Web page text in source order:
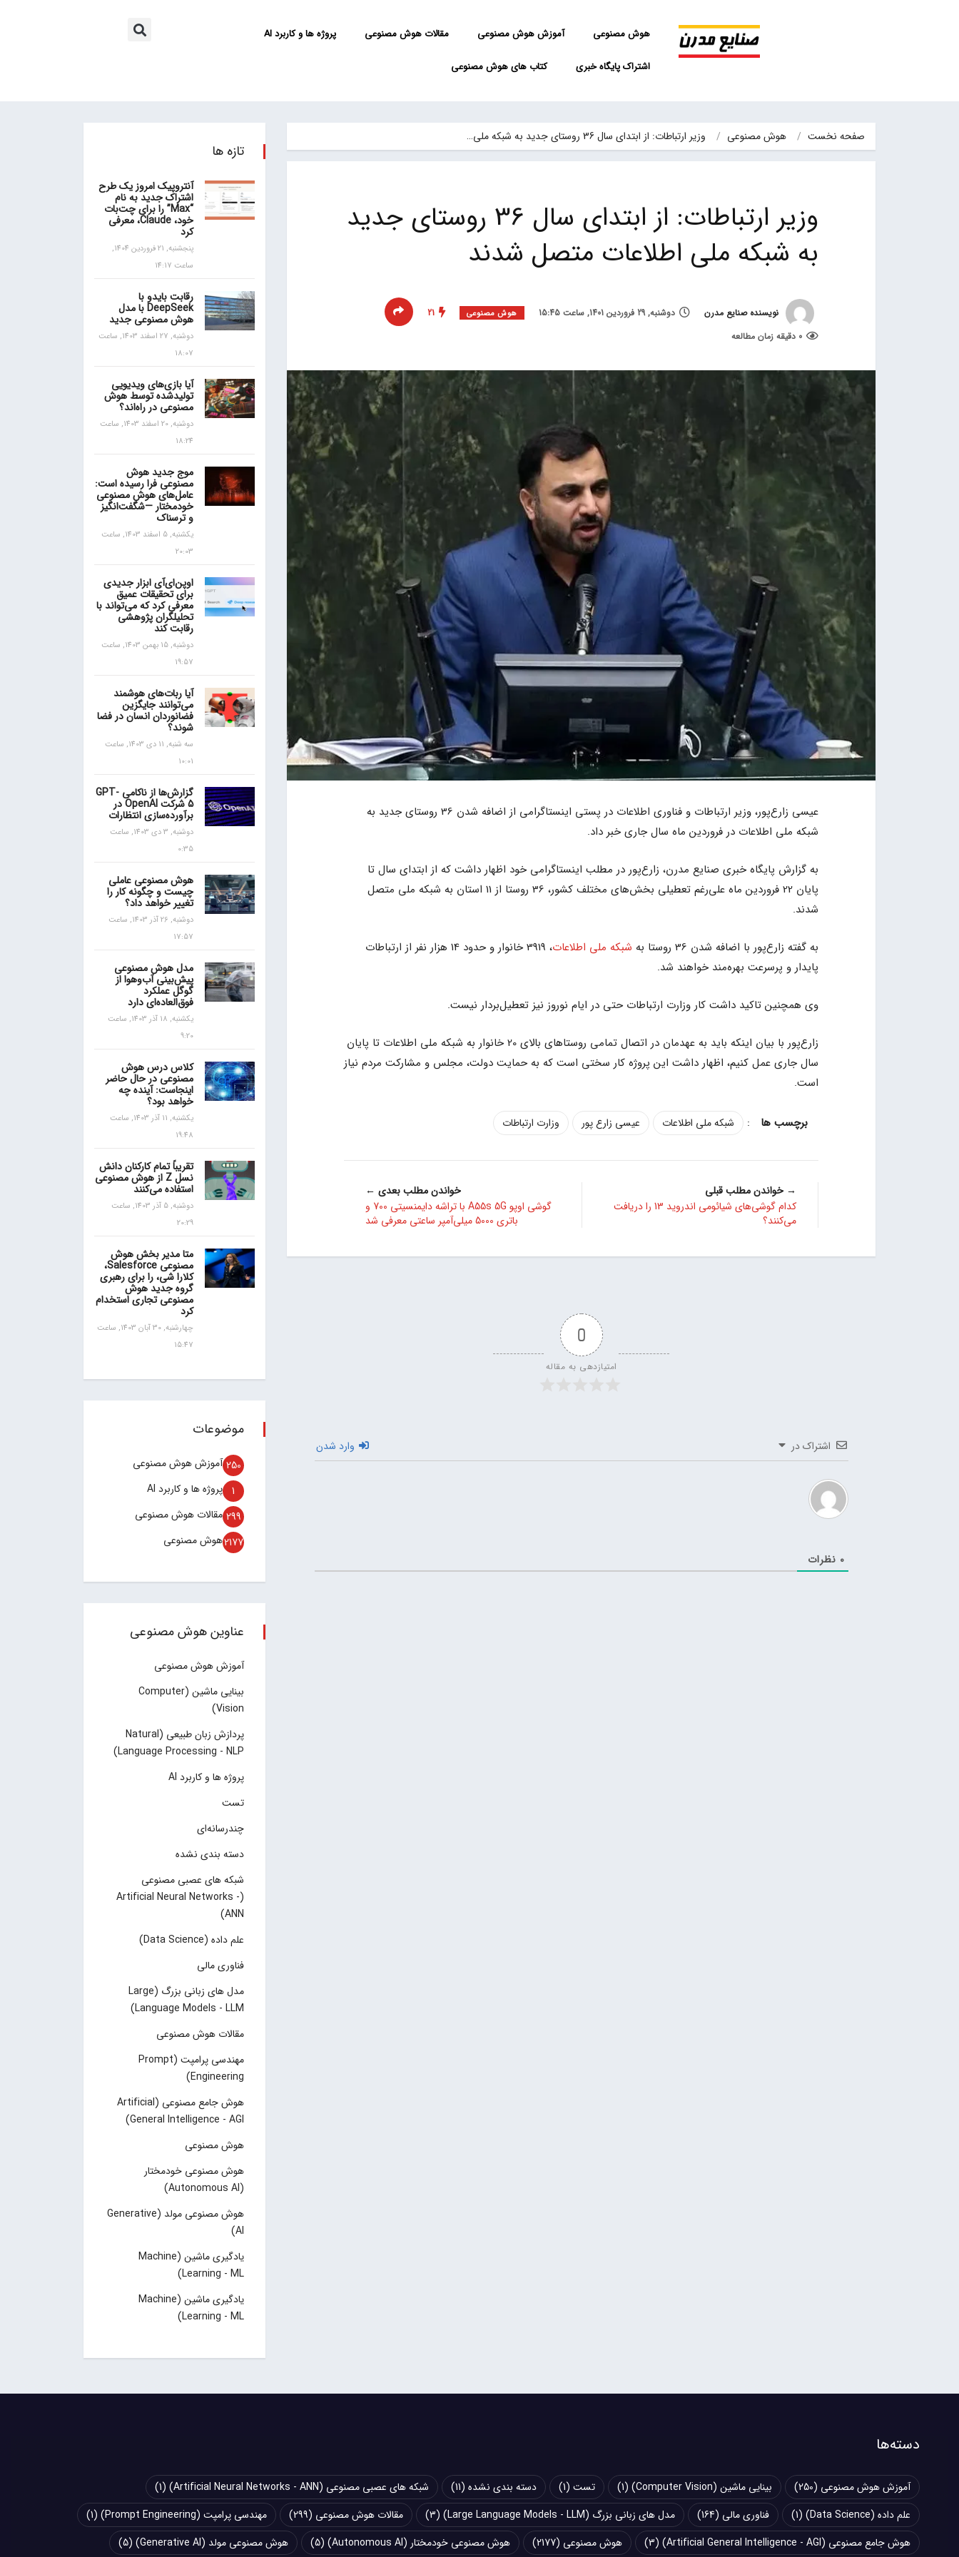
هوش مصنوعی آموزش هوش مصنوعی مقالات هوش مصنوعی پروژه ها و کاربرد AI
اشتراک پایگاه خبری کتاب های هوش مصنوعی
صفحه نخست هوش مصنوعی وزیر ارتباطات: از ابتدای سال 36 روستای جدید به شبکه ملی…
وزیر ارتباطات: از ابتدای سال 36 روستای جدید
به شبکه ملی اطلاعات متصل شدند
نویسنده صنایع مدرن دوشنبه, 29 فروردین 1401, ساعت 15:45 هوش مصنوعی
21
0 دقیقه زمان مطالعه
عیسی زارع‌پور، وزیر ارتباطات و فناوری اطلاعات در پستی اینستاگرامی از اضافه شدن 36 روستای جدید به
شبکه ملی اطلاعات در فروردین ماه سال جاری خبر داد.
به گزارش پایگاه خبری صنایع مدرن، زارع‌پور در مطلب اینستاگرامی خود اظهار داشت که از ابتدای سال تا
پایان 22 فروردین ماه علی‌رغم تعطیلی بخش‌های مختلف کشور، 36 روستا از 11 استان به شبکه ملی متصل
شدند.
به گفته زارع‌پور با اضافه شدن 36 روستا به شبکه ملی اطلاعات
، 3919 خانوار و حدود 14 هزار نفر از ارتباطات
پایدار و پرسرعت بهره‌مند خواهند شد.
وی همچنین تاکید داشت کار وزارت ارتباطات حتی در ایام نوروز نیز تعطیل‌بردار نیست.
زارع‌پور با بیان اینکه باید به عهدمان در اتصال تمامی روستاهای بالای 20 خانوار به شبکه ملی اطلاعات تا پایان
سال جاری عمل کنیم، اظهار داشت این پروژه کار سختی است که به حمایت دولت، مجلس و مشارکت مردم نیاز
است.
: شبکه ملی اطلاعات عیسی زارع پور وزارت ارتباطات
→ خواندن مطلب قبلی
کدام گوشی‌های شیائومی اندروید 13 را دریافت
می‌کنند؟
خواندن مطلب بعدی ←
گوشی اوپو A55s 5G با تراشه دایمنسیتی 700 و
باتری 5000 میلی‌آمپر ساعتی معرفی شد
0
امتیازدهی به مقاله
اشتراک در وارد شدن
0 نظرات
تازه ها
آنتروپیک امروز یک طرح
اشتراک جدید به نام
“Max” را برای چت‌بات
خود، Claude، معرفی
کرد
پنجشنبه, 21 فروردین 1404,
ساعت 14:17
رقابت بایدو با
DeepSeek با مدل
هوش مصنوعی جدید
دوشنبه, 27 اسفند 1403, ساعت
18:07
آیا بازی‌های ویدیویی
تولیدشده توسط هوش
مصنوعی در راه‌اند؟
دوشنبه, 20 اسفند 1403, ساعت
18:24
موج جدید هوش
مصنوعی فرا رسیده است:
عامل‌های هوش مصنوعی
خودمختار —شگفت‌انگیز
و ترسناک
یکشنبه, 5 اسفند 1403, ساعت
20:03
اوپن‌ای‌آی ابزار جدیدی
برای تحقیقات عمیق
معرفی کرد که می‌تواند با
تحلیلگران پژوهشی
رقابت کند
دوشنبه, 15 بهمن 1403, ساعت
19:57
آیا ربات‌های هوشمند
می‌توانند جایگزین
فضانوردان انسان در فضا
شوند؟
سه شنبه, 11 دی 1403, ساعت
10:01
گزارش‌ها از ناکامی GPT-
5 شرکت OpenAI در
برآورده‌سازی انتظارات
دوشنبه, 3 دی 1403, ساعت
0:35
هوش مصنوعی عاملی
چیست و چگونه کار را
تغییر خواهد داد؟
دوشنبه, 26 آذر 1403, ساعت
17:57
مدل هوش مصنوعی
پیش‌بینی آب‌و‌هوا از
گوگل عملکرد
فوق‌العاده‌ای دارد
یکشنبه, 18 آذر 1403, ساعت
9:20
کلاس درس هوش
مصنوعی در حال حاضر
اینجاست: آینده چه
خواهد بود؟
یکشنبه, 11 آذر 1403, ساعت
19:48
تقریباً تمام کارکنان دانش
نسل Z از هوش مصنوعی
استفاده می‌کنند
دوشنبه, 5 آذر 1403, ساعت
20:29
متا مدیر بخش هوش
مصنوعی Salesforce،
کلارا شی، را برای رهبری
گروه جدید هوش
مصنوعی تجاری استخدام
کرد
چهارشنبه, 30 آبان 1403, ساعت
15:47
موضوعات
آموزش هوش مصنوعی 250
پروژه ها و کاربرد AI 1
مقالات هوش مصنوعی 299
هوش مصنوعی2177
عناوین هوش مصنوعی
آموزش هوش مصنوعی
بینایی ماشین (Computer
Vision)
پردازش زبان طبیعی (Natural
Language Processing - NLP)
پروژه ها و کاربرد AI
تست
چند‌‌رسانه‌ای
دسته بندی نشده
شبکه های عصبی مصنوعی
(Artificial Neural Networks -
ANN)
علم داده (Data Science)
فناوری مالی
مدل های زبانی بزرگ (Large
Language Models - LLM)
مقالات هوش مصنوعی
مهندسی پرامپت (Prompt
Engineering)
هوش جامع مصنوعی (Artificial
General Intelligence - AGI)
هوش مصنوعی
هوش مصنوعی خودمختار
(Autonomous AI)
هوش مصنوعی مولد (Generative
AI)
یادگیری ماشین (Machine
Learning - ML)
یادگیری ماشین (Machine
Learning - ML)
دسته‌ها
آموزش هوش مصنوعی (250) بینایی ماشین (Computer Vision) (1) تست (1) دسته بندی نشده (11) شبکه های عصبی مصنوعی (Artificial Neural Networks - ANN)
(1)
علم داده (Data Science)
(1) فناوری مالی (164) مدل های زبانی بزرگ (Large Language Models - LLM) (3) مقالات هوش مصنوعی (299) مهندسی پرامپت (Prompt Engineering)
(1)
هوش جامع مصنوعی (Artificial General Intelligence - AGI)
(3) هوش مصنوعی (2177) هوش مصنوعی خودمختار (Autonomous AI) (5) هوش مصنوعی مولد (Generative AI) (5)